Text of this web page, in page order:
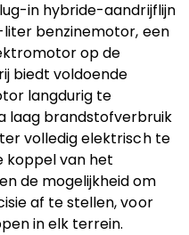
in hybride-aandrijflijn
benzinemotor, een
op de
biedt voldoende
langdurig te
laag brandstofverbruik
volledig elektrisch te
koppel van het
de mogelijkheid om
af te stellen, voor
in elk terrein.